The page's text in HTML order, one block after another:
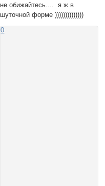
не обижайтесь.... я ж в
шуточной форме ))))))))))))))
0